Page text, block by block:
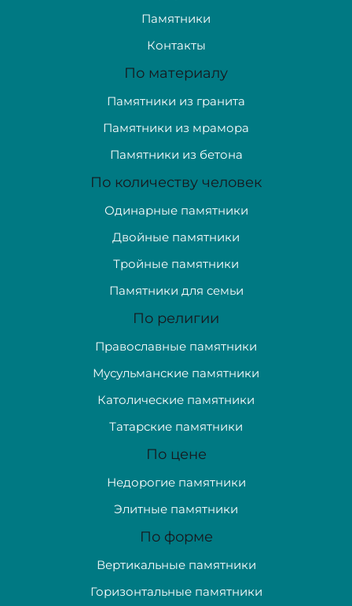
Памятники
Контакты
По материалу
Памятники из гранита
Памятники из мрамора
Памятники из бетона
По количеству человек
Одинарные памятники
Двойные памятники
Тройные памятники
Памятники для семьи
По религии
Православные памятники
Мусульманские памятники
Католические памятники
Татарские памятники
По цене
Недорогие памятники
Элитные памятники
По форме
Вертикальные памятники
Горизонтальные памятники